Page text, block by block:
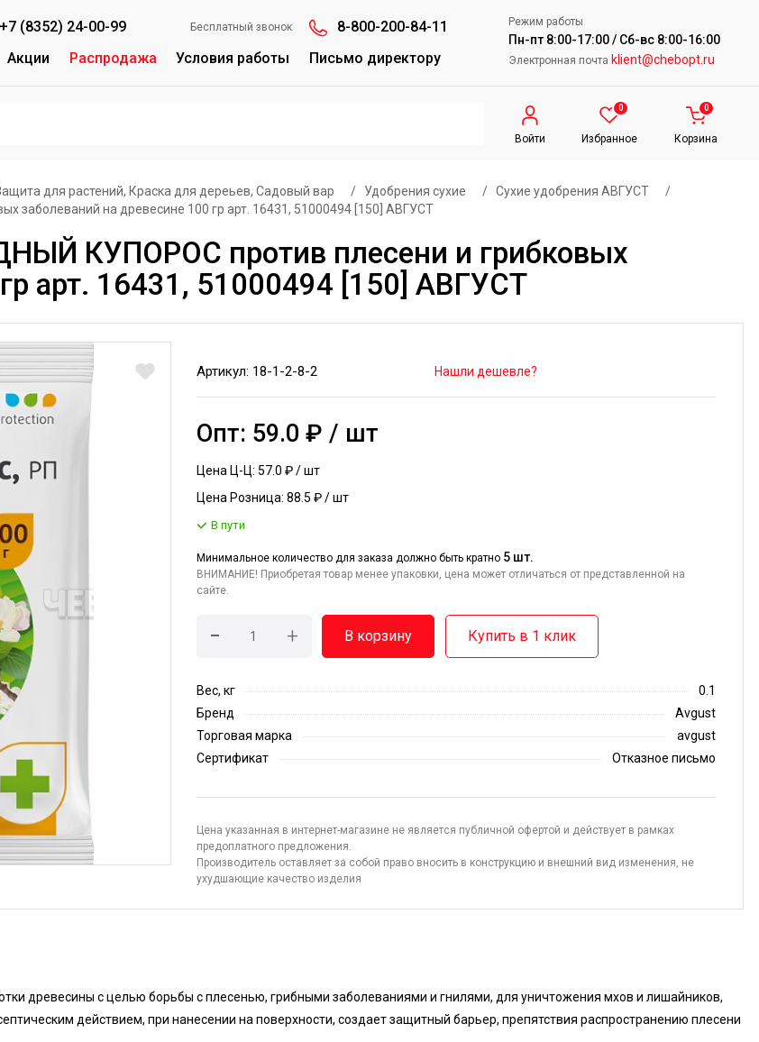
+7 (8352) 24-00-99 Бесплатный звонок
8-800-200-84-11
Акции Распродажа Условия работы Письмо директору
Режим работы
Пн-пт 8:00-17:00 / Сб-вс 8:00-16:00
Электронная почта klient@chebopt.ru
Войти
0
Избранное
0
Корзина
для растений, Краска для дереьев, Садовый вар / Удобрения сухие / Сухие удобрения АВГУСТ
/
заболеваний на древесине 100 гр арт. 16431, 51000494 [150] АВГУСТ
КУПОРОС против плесени и грибковых
арт. 16431, 51000494 [150] АВГУСТ
Артикул: 18-1-2-8-2 Нашли дешевле?
Опт: 59.0 ₽ / шт
Цена Ц-Ц: 57.0 ₽ / шт
Цена Розница: 88.5 ₽ / шт
В пути
Минимальное количество для заказа должно быть кратно 5 шт.
ВНИМАНИЕ! Приобретая товар менее упаковки, цена может отличаться от представленной на
сайте.
- + В корзину Купить в 1 клик
Вес, кг
0.1
Бренд
Аvgust
Торговая марка
avgust
Сертификат
Отказное письмо
Цена указанная в интернет-магазине не является публичной офертой и действует в рамках
предоплатного предложения.
Производитель оставляет за собой право вносить в конструкцию и внешний вид изменения, не
ухудшающие качество изделия
древесины с целью борьбы с плесенью, грибными заболеваниями и гнилями, для уничтожения мхов и лишайников,
действием, при нанесении на поверхности, создает защитный барьер, препятствия распространению плесени